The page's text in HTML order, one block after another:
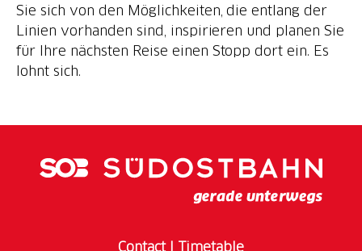
Sie sich von den Möglichkeiten, die entlang der
Linien vorhanden sind, inspirieren und planen Sie
für Ihre nächsten Reise einen Stopp dort ein. Es
lohnt sich.
ContactI Timetable